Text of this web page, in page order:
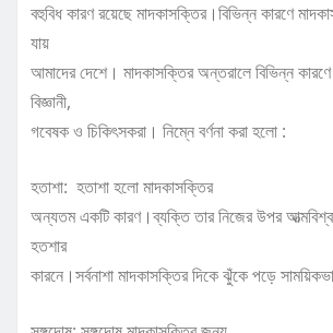
বহুবিধ কারণ রয়েছে মাদকাসক্তির।বিভিন্ন কারণে
যায়
আমাদের দেশে। মাদকাসক্তির অন্তরালে বিভিন্ন
বিজ্ঞানী,
গবেষক ও চিকিৎসকরা। নিম্নে বর্ণনা করা হলো :
হতাশা: হতাশা হলো মাদকাসক্তির
অন্যতম একটি কারণ।ব্যক্তি তার নিজের উপর
হতশার
কারনে।সর্বনাশা মাদকাসক্তির দিকে ঝুঁকে পড়ে